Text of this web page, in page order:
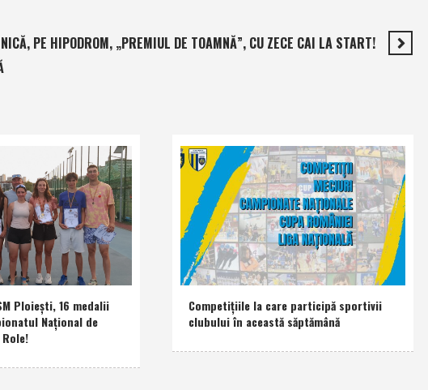
PE HIPODROM, „PREMIUL DE TOAMNĂ”, CU ZECE CAI LA START!
Ploieşti, 16 medalii
Naţional de
Competiţiile la care participă sportivii
clubului în această săptămână